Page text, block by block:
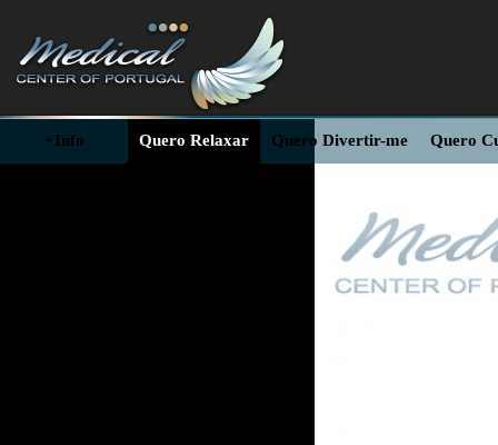
+Info Quero Relaxar Quero Divertir-me Quero